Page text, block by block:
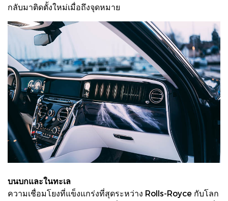
กลับมาติดตั้งใหม่เมื่อถึงจุดหมาย
บนบกและในทะเล
ความเชื่อมโยงที่แข็งแกร่งที่สุดระหว่าง Rolls-Royce กับโลก